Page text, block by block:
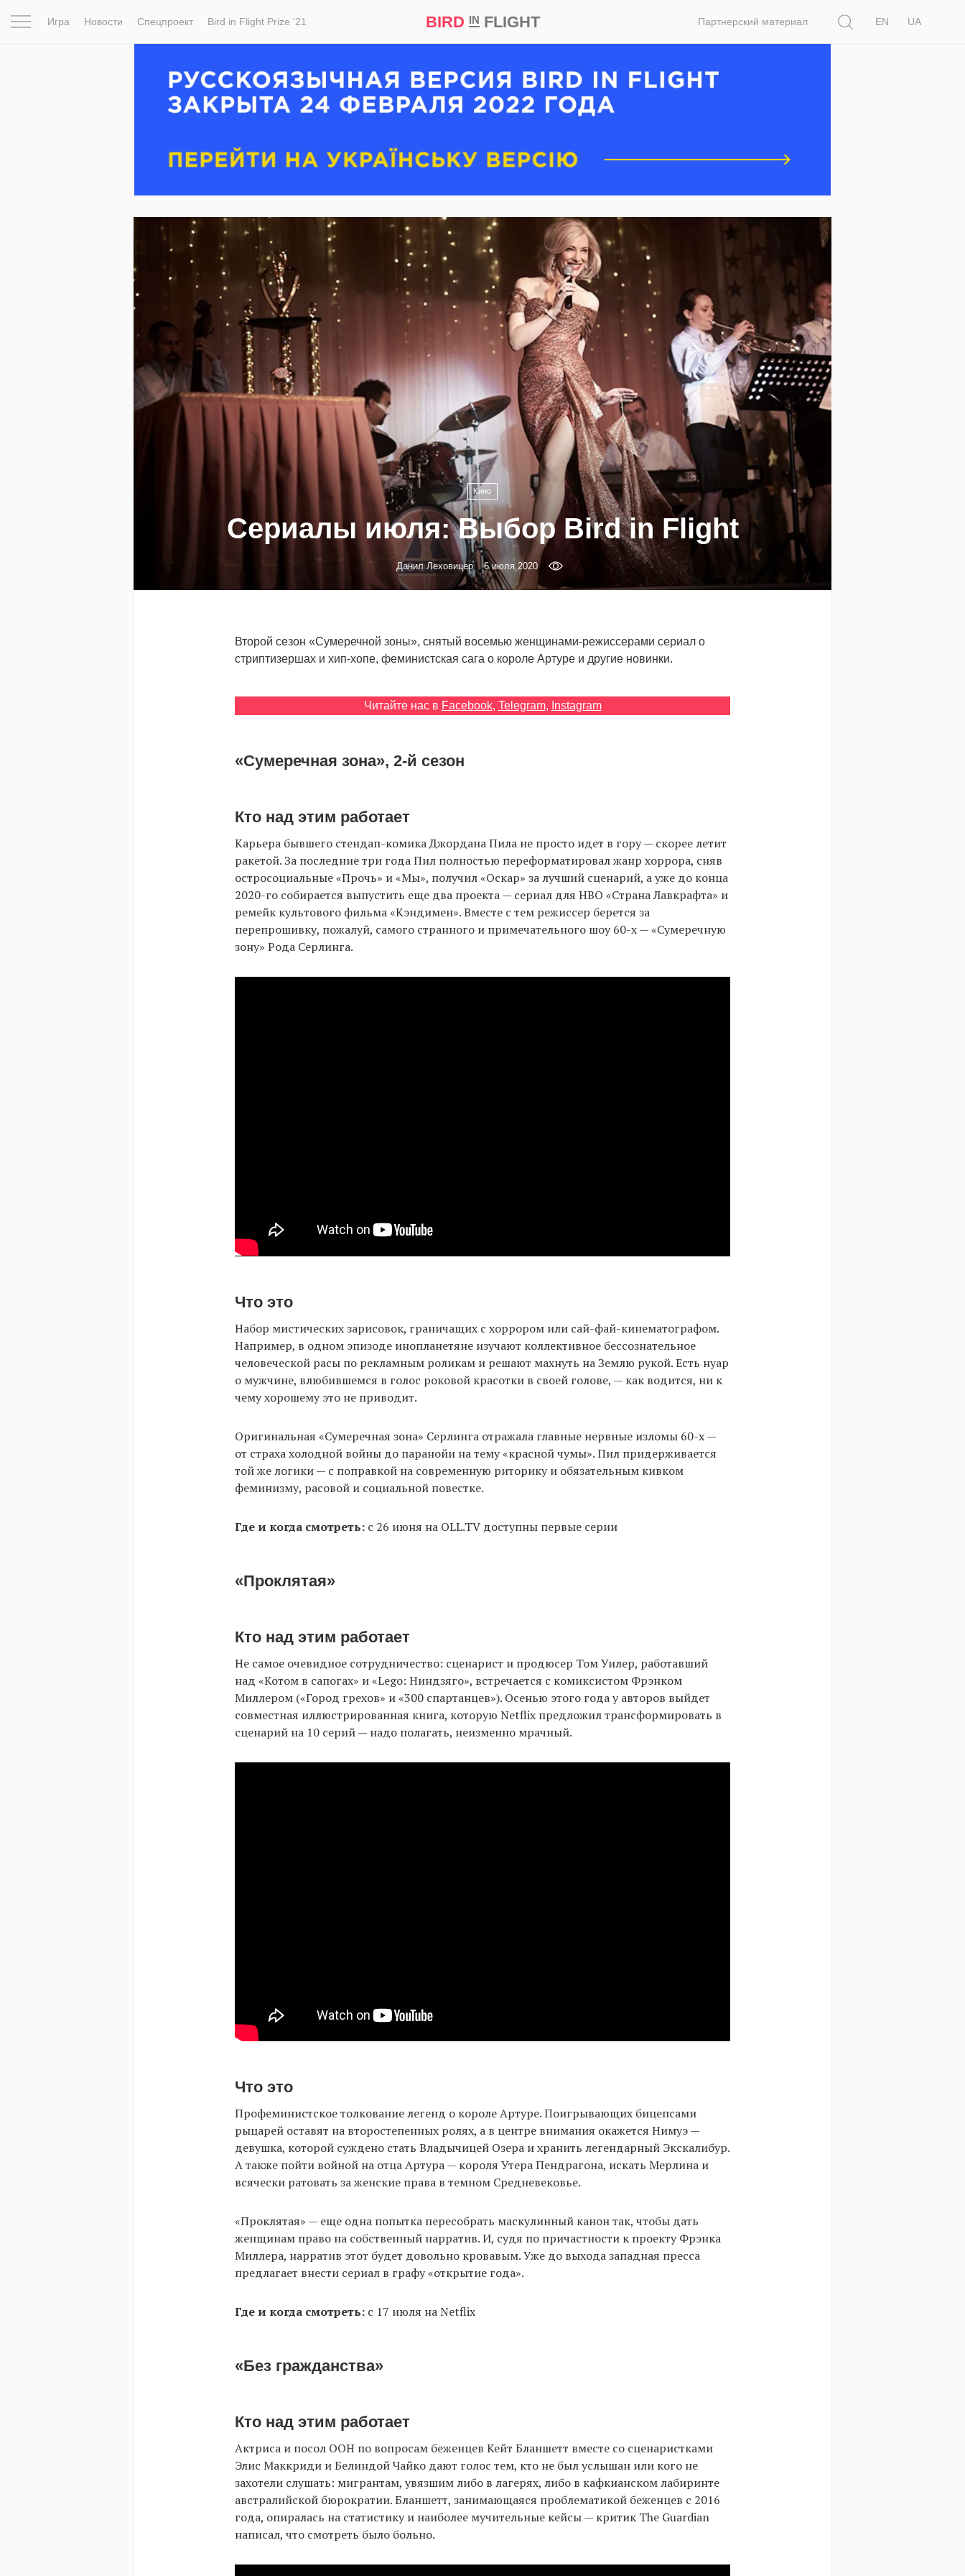
Игра Новости Спецпроект Bird in Flight Prize ‘21 BIRD INFLIGHT Партнерский материал
EN
UA
Кино
Сериалы июля: Выбор Bird in Flight
Данил Леховицер 6 июля 2020
Второй сезон «Сумеречной зоны», снятый восемью женщинами-режиссерами сериал о
стриптизершах и хип-хопе, феминистская сага о короле Артуре и другие новинки.
Читайте нас в Facebook, Telegram, Instagram
«Сумеречная зона», 2-й сезон
Кто над этим работает
Карьера бывшего стендап-комика Джордана Пила не просто идет в гору — скорее летит
ракетой. За последние три года Пил полностью переформатировал жанр хоррора, сняв
остросоциальные «Прочь» и «Мы», получил «Оскар» за лучший сценарий, а уже до конца
2020-го собирается выпустить еще два проекта — сериал для HBO «Страна Лавкрафта» и
ремейк культового фильма «Кэндимен». Вместе с тем режиссер берется за
перепрошивку, пожалуй, самого странного и примечательного шоу 60-х — «Сумеречную
зону» Рода Серлинга.
Что это
Набор мистических зарисовок, граничащих с хоррором или сай-фай-кинематографом.
Например, в одном эпизоде инопланетяне изучают коллективное бессознательное
человеческой расы по рекламным роликам и решают махнуть на Землю рукой. Есть нуар
о мужчине, влюбившемся в голос роковой красотки в своей голове, — как водится, ни к
чему хорошему это не приводит.
Оригинальная «Сумеречная зона» Серлинга отражала главные нервные изломы 60-х —
от страха холодной войны до паранойи на тему «красной чумы». Пил придерживается
той же логики — с поправкой на современную риторику и обязательным кивком
феминизму, расовой и социальной повестке.
Где и когда смотреть: с 26 июня на OLL.TV доступны первые серии
«Проклятая»
Кто над этим работает
Не самое очевидное сотрудничество: сценарист и продюсер Том Уилер, работавший
над «Котом в сапогах» и «Lego: Ниндзяго», встречается с комиксистом Фрэнком
Миллером («Город грехов» и «300 спартанцев»). Осенью этого года у авторов выйдет
совместная иллюстрированная книга, которую Netflix предложил трансформировать в
сценарий на 10 серий — надо полагать, неизменно мрачный.
Что это
Профеминистское толкование легенд о короле Артуре. Поигрывающих бицепсами
рыцарей оставят на второстепенных ролях, а в центре внимания окажется Нимуэ —
девушка, которой суждено стать Владычицей Озера и хранить легендарный Экскалибур.
А также пойти войной на отца Артура — короля Утера Пендрагона, искать Мерлина и
всячески ратовать за женские права в темном Средневековье.
«Проклятая» — еще одна попытка пересобрать маскулинный канон так, чтобы дать
женщинам право на собственный нарратив. И, судя по причастности к проекту Фрэнка
Миллера, нарратив этот будет довольно кровавым. Уже до выхода западная пресса
предлагает внести сериал в графу «открытие года».
Где и когда смотреть: с 17 июля на Netflix
«Без гражданства»
Кто над этим работает
Актриса и посол ООН по вопросам беженцев Кейт Бланшетт вместе со сценаристками
Элис Маккриди и Белиндой Чайко дают голос тем, кто не был услышан или кого не
захотели слушать: мигрантам, увязшим либо в лагерях, либо в кафкианском лабиринте
австралийской бюрократии. Бланшетт, занимающаяся проблематикой беженцев с 2016
года, опиралась на статистику и наиболее мучительные кейсы — критик The Guardian
написал, что смотреть было больно.